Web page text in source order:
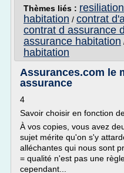
Thèmes liés :
habitation / contrat
contrat d assurance
assurance habitation
habitation
Assurances.com le
assurance
4
Savoir choisir en fonction
À vos copies, vous avez
sujet mérite qu'on s'y
alléchantes qui nous sont
= qualité n'est pas une
cependant...